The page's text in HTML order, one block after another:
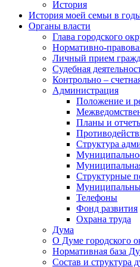
История
История моей семьи в
Органы власти
Глава городского
Нормативно-
Личный прием
Судебная
Контрольно –
Администрация
Положение и
Планы и
Структура
Структурные
Телефоны
Фонд развития
Охрана труда
Дума
О Думе городского
Нормативная база
Состав и структура